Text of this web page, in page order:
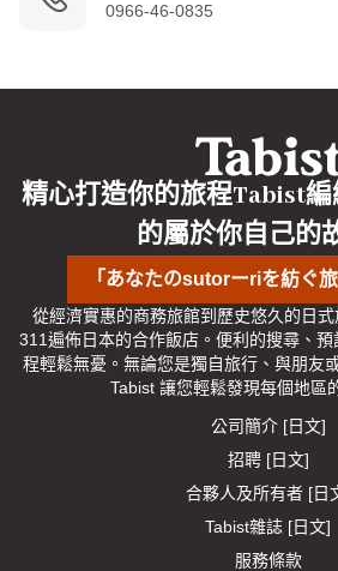
0966-46-0835
「あなたのsutorーriを紡ぐ
精心打造你的旅程Tabist
的屬於你自己的
從經濟實惠的商務旅館到歷史悠久的日
311遍佈日本的合作飯店。便利的搜尋、
程輕鬆無憂。無論您是獨自旅行、與朋友
Tabist 讓您輕鬆發現每個地區
公司簡介 [日文]
招聘 [日文]
合夥人及所有者 [日
Tabist雜誌 [日文]
服務條款